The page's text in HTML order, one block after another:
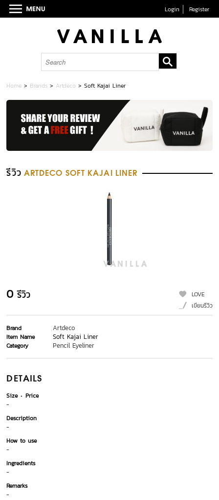
Login Register
Home > Brands > Artdeco >Soft Kajai Liner
รีวิว ARTDECO SOFT KAJAI LINER
0 รีวิว
LOVE
เขียนรีวิว
Brand Artdeco
Item Name Soft Kajai Liner
Category Pencil Eyeliner
DETAILS
Size
Price
-
Description
-
How to use
-
Ingredients
-
Remarks
-